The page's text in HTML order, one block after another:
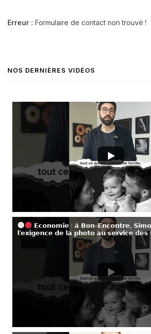
Erreur : Formulaire de contact non trouvé !
NOS DERNIÈRES VIDÉOS
𝗘𝗰𝗼𝗻𝗼𝗺𝗶𝗲 : 𝗮̀ 𝗕𝗼𝗻-𝗘𝗻𝗰𝗼𝗻𝘁𝗿𝗲,
𝗹’𝗲𝘅𝗶𝗴𝗲𝗻𝗰𝗲 𝗱𝗲 𝗹𝗮 𝗽𝗵𝗼𝘁𝗼 𝗮𝘂 𝘀𝗲𝗿𝘃𝗶𝗰𝗲 𝗱𝗲𝘀